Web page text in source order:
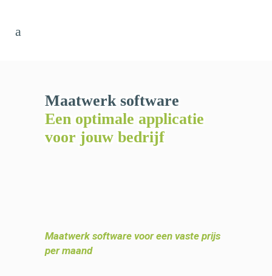
Maatwerk software
Een optimale applicatie
voor jouw bedrijf
Maatwerk software voor een vaste prijs
per maand